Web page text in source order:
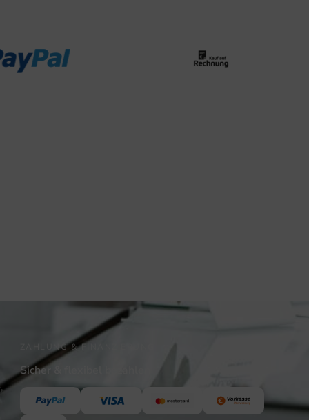
ZAHLUNG & FINANZIERUNG
Sicher & flexibel bezahlen